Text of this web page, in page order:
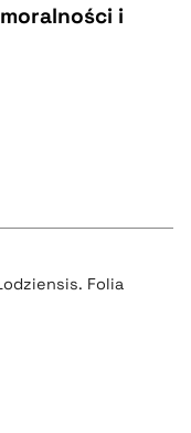
i
Folia